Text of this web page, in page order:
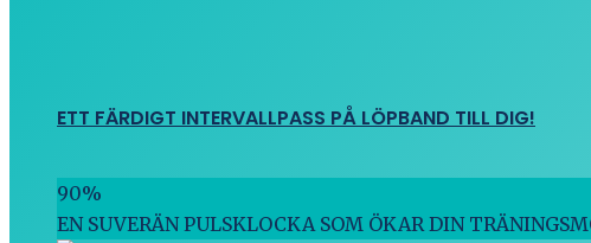
ETT FÄRDIGT INTERVALLPASS PÅ LÖPBAND TILL DIG!
90%
EN SUVERÄN PULSKLOCKA SOM ÖKAR DIN